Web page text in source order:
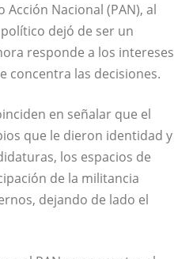
Acción Nacional (PAN), al
dejó de ser un
responde a los intereses
concentra las decisiones.
en señalar que el
que le dieron identidad y
los espacios de
de la militancia
dejando de lado el